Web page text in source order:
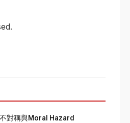
對稱與Moral Hazard